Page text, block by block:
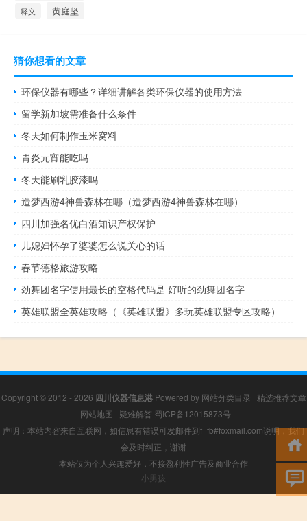
释义 黄庭坚
猜你想看的文章
环保仪器有哪些？详细讲解各类环保仪器的使用方法
留学新加坡需准备什么条件
冬天如何制作玉米窝料
胃炎元宵能吃吗
冬天能刷乳胶漆吗
造梦西游4神兽森林在哪（造梦西游4神兽森林在哪）
四川加强名优白酒知识产权保护
儿媳妇怀孕了婆婆怎么说关心的话
春节德格旅游攻略
劲舞团名字使用最长的空格代码是 好听的劲舞团名字
英雄联盟全英雄攻略（《英雄联盟》多玩英雄联盟专区攻略）
Copyright © 2012 - 2026 四川仪器信息港Powered by 网站分类目录 | 精选推荐文章
| 网站地图 | 疑难解答 蜀ICP备12015873号
声明：本站内容来自互联网，如信息有错误可发邮件到f_fb#foxmail.com说明，我们
会及时纠正，谢谢
本站仅为个人兴趣爱好，不接盈利性广告及商业合作
小男孩